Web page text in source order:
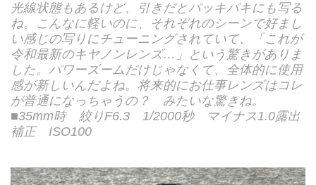
光線状態もあるけど、引きだとパッキパキにも写る
ね。こんなに軽いのに、それぞれのシーンで好まし
い感じの写りにチューニングされていて、「これが
令和最新のキヤノンレンズ…」という驚きがありま
した。パワーズームだけじゃなくて、全体的に使用
感が新しいんだよね。将来的にお仕事レンズはコレ
が普通になっちゃうの？ みたいな驚きね。
■35mm時 絞りF6.3 1/2000秒 マイナス1.0露出
補正 ISO100